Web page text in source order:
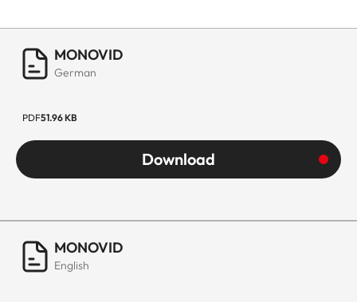
MONOVID
German
PDF51.96 KB
Download
MONOVID
English